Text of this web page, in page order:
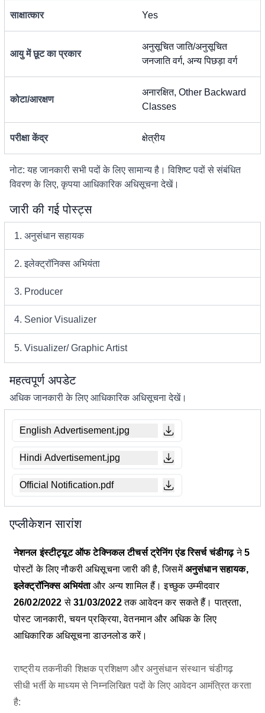
साक्षात्कार Yes
आयु में छूट का प्रकार
अनुसूचित जाति/अनुसूचित
जनजाति वर्ग, अन्य पिछड़ा वर्ग
कोटा/आरक्षण
अनारक्षित, Other Backward
Classes
परीक्षा केंद्र क्षेत्रीय
नोट: यह जानकारी सभी पदों के लिए सामान्य है। विशिष्ट पदों से संबंधित
विवरण के लिए, कृपया आधिकारिक अधिसूचना देखें।
जारी की गई पोस्ट्स
1. अनुसंधान सहायक
2. इलेक्ट्रॉनिक्स अभियंता
3. Producer
4. Senior Visualizer
5. Visualizer/ Graphic Artist
महत्वपूर्ण अपडेट
अधिक जानकारी के लिए आधिकारिक अधिसूचना देखें।
English Advertisement.jpg
Hindi Advertisement.jpg
Official Notification.pdf
एप्लीकेशन सारांश
नेशनल इंस्टीट्यूट ऑफ टेक्निकल टीचर्स ट्रेनिंग एंड रिसर्च चंडीगढ़ने5
पोस्टों के लिए नौकरी अधिसूचना जारी की है, जिसमेंअनुसंधान सहायक,
इलेक्ट्रॉनिक्स अभियंताऔर अन्य शामिल हैं। इच्छुक उम्मीदवार
26/02/2022 से31/03/2022तक आवेदन कर सकते हैं। पात्रता,
पोस्ट जानकारी, चयन प्रक्रिया, वेतनमान और अधिक के लिए
आधिकारिक अधिसूचना डाउनलोड करें।
राष्ट्रीय तकनीकी शिक्षक प्रशिक्षण और अनुसंधान संस्थान चंडीगढ़
सीधी भर्ती के माध्यम से निम्नलिखित पदों के लिए आवेदन आमंत्रित करता
है: